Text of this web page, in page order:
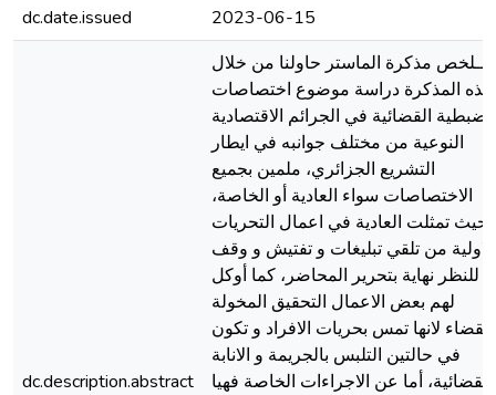
dc.date.issued
2023-06-15
dc.description.abstract
مــلخص مذكرة الماستر حاولنا من خلال
هذه المذكرة دراسة موضوع اختصاصات
الضبطية القضائية في الجرائم الاقتصادية
النوعية من مختلف جوانبه في ايطار
التشريع الجزائري، ملمين بجميع
الاختصاصات سواء العادية أو الخاصة،
حيث تمثلت العادية في اعمال التحريات
الاولية من تلقي تبليغات و تفتيش و وقف
للنظر نهاية بتحرير المحاضر، كما أوكل
لهم بعض الاعمال التحقيق المخولة
للقضاء لانها تمس بحريات الافراد و تكون
في حالتين التلبس بالجريمة و الانابة
القضائية، أما عن الاجراءات الخاصة فهيا